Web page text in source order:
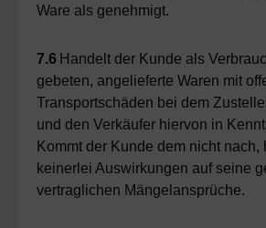
Ware als genehmigt.
7.6 Handelt der Kunde als
gebeten, angelieferte Waren mit
Transportschäden bei dem
und den Verkäufer hiervon in
Kommt der Kunde dem nicht nach,
keinerlei Auswirkungen auf seine
vertraglichen Mängelansprüche.